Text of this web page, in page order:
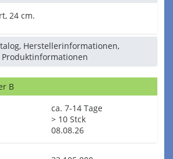
24 cm.
Herstellerinformationen,
B
ca. 7-14 Tage
> 10 Stck
08.08.26